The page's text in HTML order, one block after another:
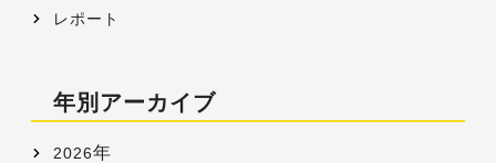
レポート
年別アーカイブ
2026年